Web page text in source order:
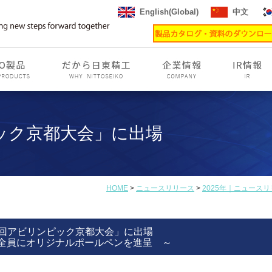
English(Global) 中文
京都大会」に出場
HOME > ニュースリリース > 2025年｜ニュースリ
アビリンピック京都大会」に出場
にオリジナルポールペンを進呈 ～